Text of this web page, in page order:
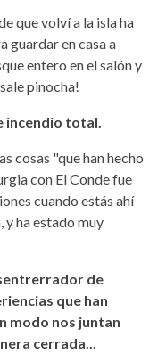
que volví a la isla ha
guardar en casa a
entero en el salón y
pinocha!
incendio total.
cosas "que han hecho
con El Conde fue
cuando estás ahí
y ha estado muy
de
que han
modo nos juntan
cerrada...